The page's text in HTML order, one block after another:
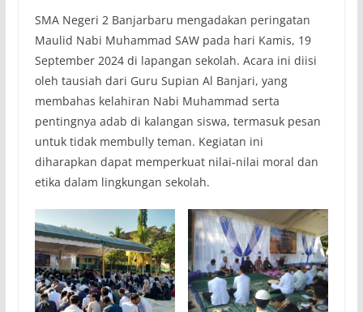
SMA Negeri 2 Banjarbaru mengadakan peringatan
Maulid Nabi Muhammad SAW pada hari Kamis, 19
September 2024 di lapangan sekolah. Acara ini diisi
oleh tausiah dari Guru Supian Al Banjari, yang
membahas kelahiran Nabi Muhammad serta
pentingnya adab di kalangan siswa, termasuk pesan
untuk tidak membully teman. Kegiatan ini
diharapkan dapat memperkuat nilai-nilai moral dan
etika dalam lingkungan sekolah.